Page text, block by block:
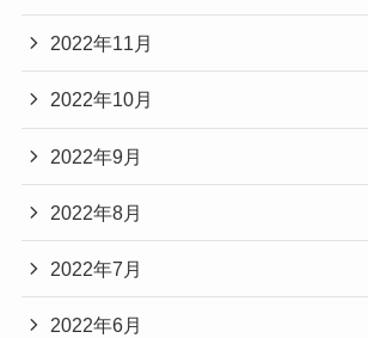
2022年11月
2022年10月
2022年9月
2022年8月
2022年7月
2022年6月